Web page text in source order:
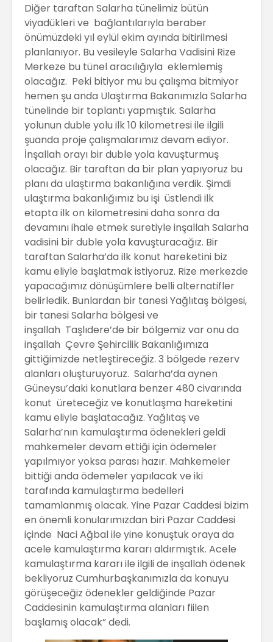
Diğer taraftan Salarha tünelimiz bütün
viyadükleri ve bağlantılarıyla beraber
önümüzdeki yıl eylül ekim ayında bitirilmesi
planlanıyor. Bu vesileyle Salarha Vadisini Rize
Merkeze bu tünel aracılığıyla eklemlemiş
olacağız. Peki bitiyor mu bu çalışma bitmiyor
hemen şu anda Ulaştırma Bakanımızla Salarha
tünelinde bir toplantı yapmıştık. Salarha
yolunun duble yolu ilk 10 kilometresi ile ilgili
şuanda proje çalışmalarımız devam ediyor.
İnşallah orayı bir duble yola kavuşturmuş
olacağız. Bir taraftan da bir plan yapıyoruz bu
planı da ulaştırma bakanlığına verdik. Şimdi
ulaştırma bakanlığımız bu işi üstlendi ilk
etapta ilk on kilometresini daha sonra da
devamını ihale etmek suretiyle inşallah Salarha
vadisini bir duble yola kavuşturacağız. Bir
taraftan Salarha’da ilk konut hareketini biz
kamu eliyle başlatmak istiyoruz. Rize merkezde
yapacağımız dönüşümlere belli alternatifler
belirledik. Bunlardan bir tanesi Yağlıtaş bölgesi,
bir tanesi Salarha bölgesi ve
inşallah Taşlıdere’de bir bölgemiz var onu da
inşallah Çevre Şehircilik Bakanlığımıza
gittiğimizde netleştireceğiz. 3 bölgede rezerv
alanları oluşturuyoruz. Salarha’da aynen
Güneysu’daki konutlara benzer 480 civarında
konut üreteceğiz ve konutlaşma hareketini
kamu eliyle başlatacağız. Yağlıtaş ve
Salarha’nın kamulaştırma ödenekleri geldi
mahkemeler devam ettiği için ödemeler
yapılmıyor yoksa parası hazır. Mahkemeler
bittiği anda ödemeler yapılacak ve iki
tarafında kamulaştırma bedelleri
tamamlanmış olacak. Yine Pazar Caddesi bizim
en önemli konularımızdan biri Pazar Caddesi
içinde Naci Ağbal ile yine konuştuk oraya da
acele kamulaştırma kararı aldırmıştık. Acele
kamulaştırma kararı ile ilgili de inşallah ödenek
bekliyoruz Cumhurbaşkanımızla da konuyu
görüşeceğiz ödenekler geldiğinde Pazar
Caddesinin kamulaştırma alanları fiilen
başlamış olacak” dedi.